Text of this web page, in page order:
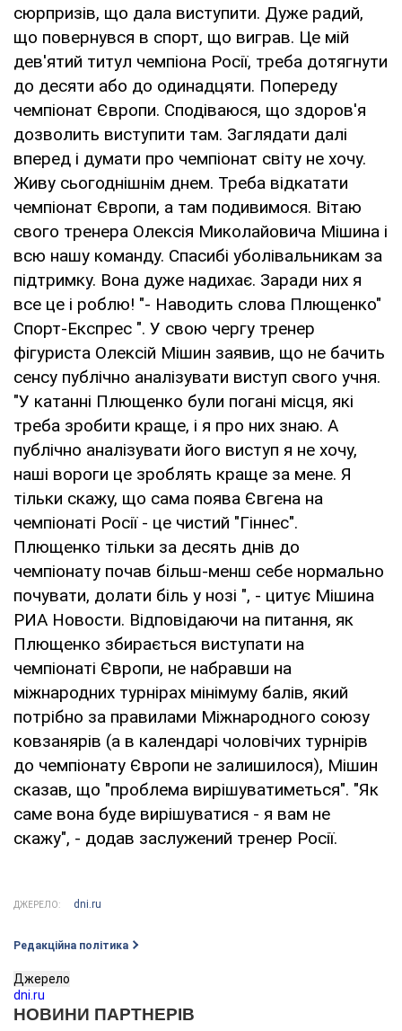
сюрпризів, що дала виступити. Дуже радий,
що повернувся в спорт, що виграв. Це мій
дев'ятий титул чемпіона Росії, треба дотягнути
до десяти або до одинадцяти. Попереду
чемпіонат Європи. Сподіваюся, що здоров'я
дозволить виступити там. Заглядати далі
вперед і думати про чемпіонат світу не хочу.
Живу сьогоднішнім днем. Треба відкатати
чемпіонат Європи, а там подивимося. Вітаю
свого тренера Олексія Миколайовича Мішина і
всю нашу команду. Спасибі уболівальникам за
підтримку. Вона дуже надихає. Заради них я
все це і роблю! "- Наводить слова Плющенко"
Спорт-Експрес ". У свою чергу тренер
фігуриста Олексій Мішин заявив, що не бачить
сенсу публічно аналізувати виступ свого учня.
"У катанні Плющенко були погані місця, які
треба зробити краще, і я про них знаю. А
публічно аналізувати його виступ я не хочу,
наші вороги це зроблять краще за мене. Я
тільки скажу, що сама поява Євгена на
чемпіонаті Росії - це чистий "Гіннес".
Плющенко тільки за десять днів до
чемпіонату почав більш-менш себе нормально
почувати, долати біль у нозі ", - цитує Мішина
РИА Новости. Відповідаючи на питання, як
Плющенко збирається виступати на
чемпіонаті Європи, не набравши на
міжнародних турнірах мінімуму балів, який
потрібно за правилами Міжнародного союзу
ковзанярів (а в календарі чоловічих турнірів
до чемпіонату Європи не залишилося), Мішин
сказав, що "проблема вирішуватиметься". "Як
саме вона буде вирішуватися - я вам не
скажу", - додав заслужений тренер Росії.
ДЖЕРЕЛО: dni.ru
Редакційна політика
Джерело
dni.ru